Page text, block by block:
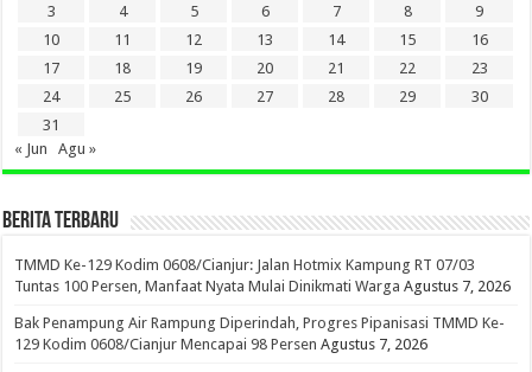
3
4 5 6 7 8
9
10
11 12 13 14 15
16
17
18 19 20 21 22
23
24
25 26 27 28 29
30
31
« Jun
Agu »
BERITA TERBARU
TMMD Ke-129 Kodim 0608/Cianjur: Jalan Hotmix Kampung RT 07/03
Tuntas 100 Persen, Manfaat Nyata Mulai Dinikmati Warga Agustus 7, 2026
Bak Penampung Air Rampung Diperindah, Progres Pipanisasi TMMD Ke-
129 Kodim 0608/Cianjur Mencapai 98 Persen Agustus 7, 2026